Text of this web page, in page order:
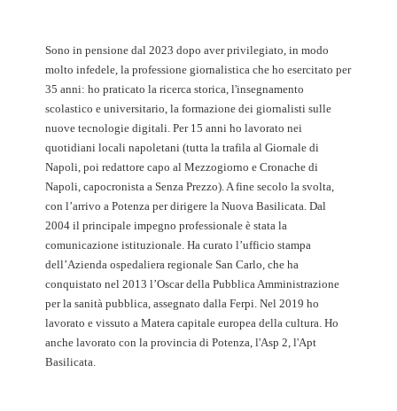
Sono in pensione dal 2023 dopo aver privilegiato, in modo
molto infedele, la professione giornalistica che ho esercitato per
35 anni: ho praticato la ricerca storica, l'insegnamento
scolastico e universitario, la formazione dei giornalisti sulle
nuove tecnologie digitali. Per 15 anni ho lavorato nei
quotidiani locali napoletani (tutta la trafila al Giornale di
Napoli, poi redattore capo al Mezzogiorno e Cronache di
Napoli, capocronista a Senza Prezzo). A fine secolo la svolta,
con l’arrivo a Potenza per dirigere la Nuova Basilicata. Dal
2004 il principale impegno professionale è stata la
comunicazione istituzionale. Ha curato l’ufficio stampa
dell’Azienda ospedaliera regionale San Carlo, che ha
conquistato nel 2013 l’Oscar della Pubblica Amministrazione
per la sanità pubblica, assegnato dalla Ferpi. Nel 2019 ho
lavorato e vissuto a Matera capitale europea della cultura. Ho
anche lavorato con la provincia di Potenza, l'Asp 2, l'Apt
Basilicata.